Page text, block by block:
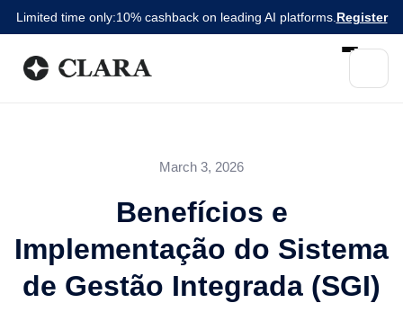
Limited time only:10% cashback on leading AI platforms. Register
March 3, 2026
Benefícios e
Implementação do Sistema
de Gestão Integrada (SGI)